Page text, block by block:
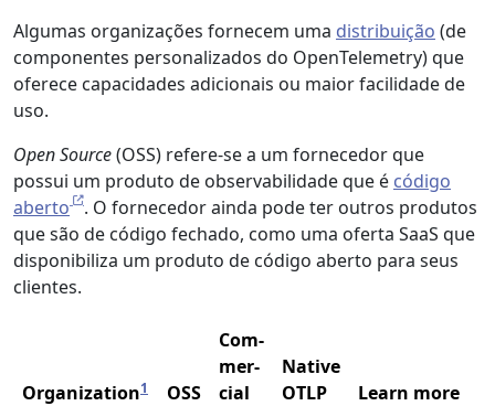
Algumas organizações fornecem uma distribuição (de
componentes personalizados do OpenTelemetry) que
oferece capacidades adicionais ou maior facilidade de
uso.
Open Source(OSS) refere-se a um fornecedor que
possui um produto de observabilidade que é código
aberto
. O fornecedor ainda pode ter outros produtos
que são de código fechado, como uma oferta SaaS que
disponibiliza um produto de código aberto para seus
clientes.
Organization1 OSS
Com­
mer­
cial
Native
OTLP
Learn more